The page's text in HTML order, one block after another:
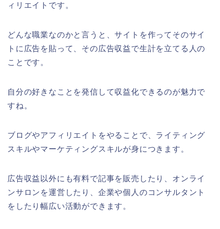
ィリエイトです。
どんな職業なのかと言うと、サイトを作ってそのサイ
トに広告を貼って、その広告収益で生計を立てる人の
ことです。
自分の好きなことを発信して収益化できるのが魅力で
すね。
ブログやアフィリエイトをやることで、ライティング
スキルやマーケティングスキルが身につきます。
広告収益以外にも有料で記事を販売したり、オンライ
ンサロンを運営したり、企業や個人のコンサルタント
をしたり幅広い活動ができます。